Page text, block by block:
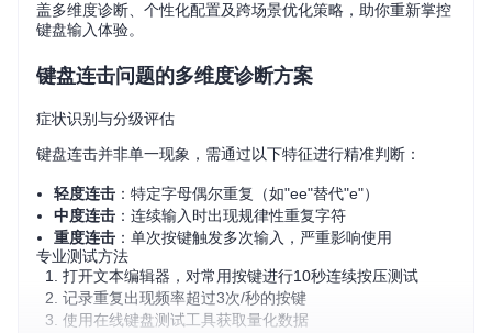
盖多维度诊断、个性化配置及跨场景优化策略，助你重新掌控
键盘输入体验。
键盘连击问题的多维度诊断方案
症状识别与分级评估
键盘连击并非单一现象，需通过以下特征进行精准判断：
轻度连击 ：特定字母偶尔重复（如"ee"替代"e"）
中度连击 ：连续输入时出现规律性重复字符
重度连击 ：单次按键触发多次输入，严重影响使用
专业测试方法
打开文本编辑器，对常用按键进行10秒连续按压测试
记录重复出现频率超过3次/秒的按键
使用在线键盘测试工具获取量化数据